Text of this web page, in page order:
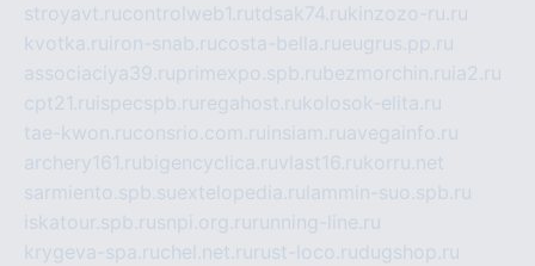
stroyavt.rucontrolweb1.rutdsak74.rukinzozo-ru.ru
kvotka.ru iron-snab.rucosta-bella.rueugrus.pp.ru
associaciya39.ruprimexpo.spb.rubezmorchin.ru ia2.ru
cpt21.ru ispecspb.ru regahost.rukolosok-elita.ru
tae-kwon.ruconsrio.com.ru insiam.ruavegainfo.ru
archery161.rubigencyclica.ruvlast16.rukorru.net
sarmiento.spb.suextelopedia.ru lammin-suo.spb.ru
iskatour.spb.rusnpi.org.ru running-line.ru
krygeva-spa.ruchel.net.ru rust-loco.rudugshop.ru